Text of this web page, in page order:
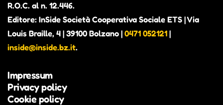
R.O.C. al n. 12.446.
Editore: InSide Società Cooperativa Sociale ETS | Via
Louis Braille, 4 | 39100 Bolzano | 0471 052121 |
inside@inside.bz.it.
Impressum
Privacy policy
Cookie policy